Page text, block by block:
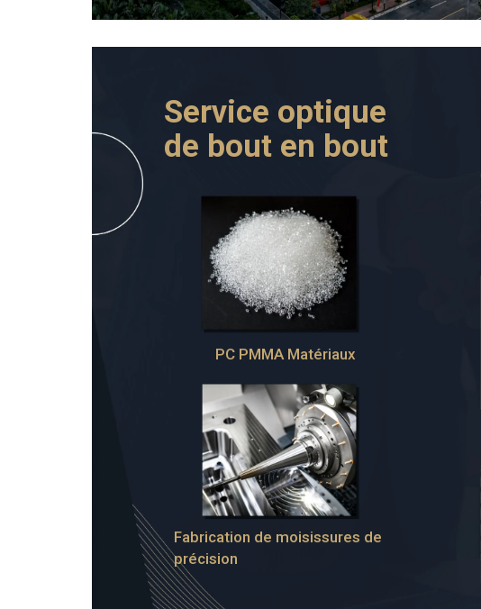
Service optique
de bout en bout
PC PMMA Matériaux
Fabrication de moisissures de
précision